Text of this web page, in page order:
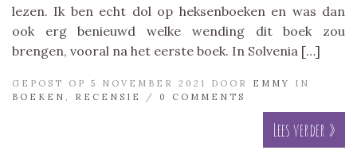
lezen. Ik ben echt dol op heksenboeken en was dan
ook erg benieuwd welke wending dit boek zou
brengen, vooral na het eerste boek. In Solvenia […]
GEPOST OP 5 NOVEMBER 2021 DOOR EMMY
IN
BOEKEN
RECENSIE / 0 COMMENTS
Lees verder »